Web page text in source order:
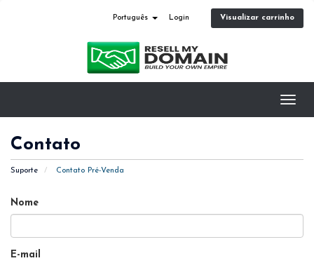
Português Login Visualizar carrinho
Contato
Suporte Contato Pré-Venda
Nome
E-mail